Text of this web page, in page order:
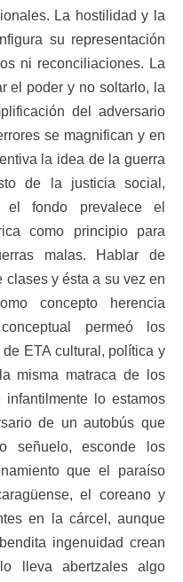
La hostilidad y la
su representación
ni reconciliaciones. La
el poder y no soltarlo, la
del adversario
se magnifican y en
la idea de la guerra
de la justicia social,
el fondo prevalece el
como principio para
malas. Hablar de
clases y ésta a su vez en
concepto herencia
permeó los
ETA cultural, política y
misma matraca de los
lo estamos
de un autobús que
señuelo, esconde los
que el paraíso
el coreano y
en la cárcel, aunque
ingenuidad crean
lleva abertzales algo